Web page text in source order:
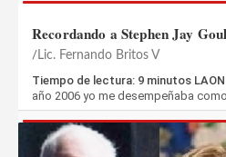
Recordando a Stephen Jay
Lic. Fernando Britos V
Tiempo de lectura: 9 minutos
año 2006 yo me desempeñaba